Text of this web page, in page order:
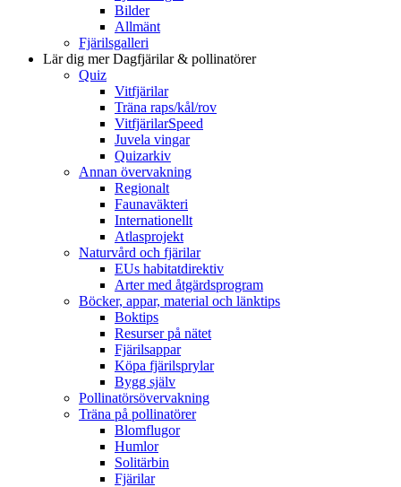
Bilder
Allmänt
Fjärilsgalleri
Lär dig merDagfjärilar & pollinatörer
Quiz
Vitfjärilar
Träna raps/kål/rov
VitfjärilarSpeed
Juvela vingar
Quizarkiv
Annan övervakning
Regionalt
Faunaväkteri
Internationellt
Atlasprojekt
Naturvård och fjärilar
EUs habitatdirektiv
Arter med åtgärdsprogram
Böcker, appar, material och länktips
Boktips
Resurser på nätet
Fjärilsappar
Köpa fjärilsprylar
Bygg själv
Pollinatörsövervakning
Träna på pollinatörer
Blomflugor
Humlor
Solitärbin
Fjärilar